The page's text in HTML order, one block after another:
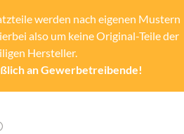
werden nach eigenen Mustern
also um keine Original-Teile der
Hersteller.
an Gewerbetreibende!